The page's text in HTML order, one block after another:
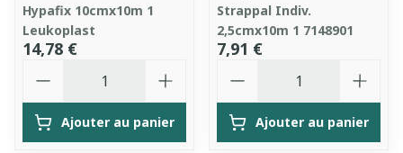
Hypafix 10cmx10m 1
Leukoplast
14,78 €
Ajouter au panier
Strappal Indiv.
2,5cmx10m 1 7148901
7,91 €
Ajouter au panier